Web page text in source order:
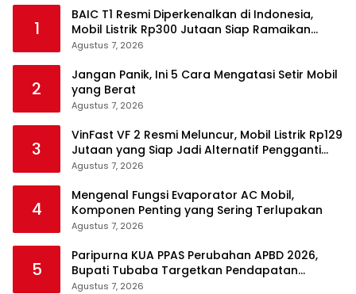
1
BAIC T1 Resmi Diperkenalkan di Indonesia,
Mobil Listrik Rp300 Jutaan Siap Ramaikan
Pasar EV
Agustus 7, 2026
2
Jangan Panik, Ini 5 Cara Mengatasi Setir Mobil
yang Berat
Agustus 7, 2026
3
VinFast VF 2 Resmi Meluncur, Mobil Listrik Rp129
Jutaan yang Siap Jadi Alternatif Pengganti
Motor
Agustus 7, 2026
4
Mengenal Fungsi Evaporator AC Mobil,
Komponen Penting yang Sering Terlupakan
Agustus 7, 2026
5
Paripurna KUA PPAS Perubahan APBD 2026,
Bupati Tubaba Targetkan Pendapatan
Daerah Rp820,3 Miliar
Agustus 7, 2026